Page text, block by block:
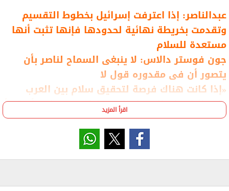
عبدالناصر: إذا اعترفت إسرائيل بخطوط التقسيم
وتقدمت بخريطة نهائية لحدودها فإنها تثبت أنها
مستعدة للسلام
جون فوستر دالاس: لا ينبغى السماح لناصر بأن
يتصور أن فى مقدوره قول لا
«إذا كانت هناك فرصة لتحقيق سلام بين العرب
وإسرائيل فإن السبيل الوحيدة لتحقيقه لابد أن تبدأ
من القاهرة»
خبراء أمريكيون: «إذا عرضنا على ناصر بعثات أكثر
فى الجامعات الأمريكية لشباب مصرى فإن ذلك قد
يضع قطعة سكر إضافية فى فمه»
اقرأ المزيد